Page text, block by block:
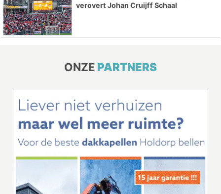
verovert Johan Cruijff Schaal
ONZE PARTNERS